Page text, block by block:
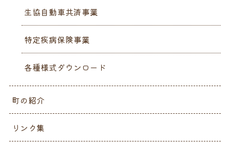
生協自動車共済事業
特定疾病保険事業
各種様式ダウンロード
町の紹介
リンク集